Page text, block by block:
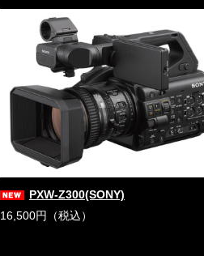
PXW-Z300(SONY)
16,500円（税込）